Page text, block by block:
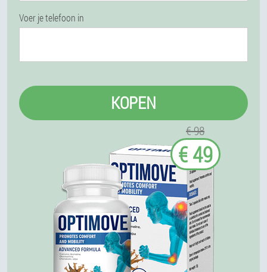
Voer je telefoon in
KOPEN
€ 98
€ 49